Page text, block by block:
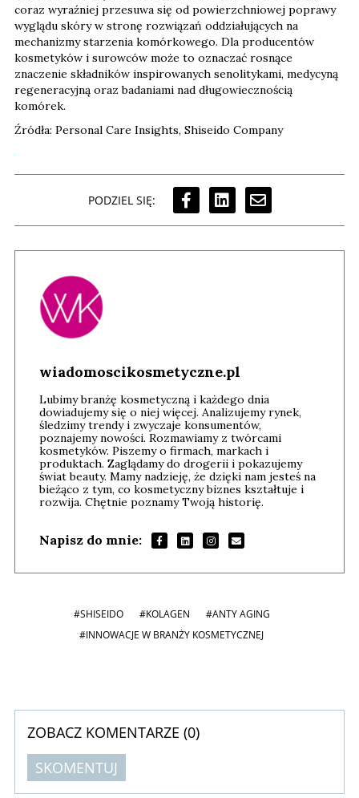
coraz wyraźniej przesuwa się od powierzchniowej poprawy
wyglądu skóry w stronę rozwiązań oddziałujących na
mechanizmy starzenia komórkowego. Dla producentów
kosmetyków i surowców może to oznaczać rosnące
znaczenie składników inspirowanych senolitykami, medycyną
regeneracyjną oraz badaniami nad długowiecznością
komórek.
Źródła: Personal Care Insights, Shiseido Company
PODZIEL SIĘ:
wiadomoscikosmetyczne.pl
Lubimy branżę kosmetyczną i każdego dnia
dowiadujemy się o niej więcej. Analizujemy rynek,
śledzimy trendy i zwyczaje konsumentów,
poznajemy nowości. Rozmawiamy z twórcami
kosmetyków. Piszemy o firmach, markach i
produktach. Zaglądamy do drogerii i pokazujemy
świat beauty. Mamy nadzieję, że dzięki nam jesteś na
bieżąco z tym, co kosmetyczny biznes kształtuje i
rozwija. Chętnie poznamy Twoją historię.
Napisz do mnie:
#SHISEIDO #KOLAGEN
#ANTY AGING
#INNOWACJE W BRANŻY KOSMETYCZNEJ
ZOBACZ KOMENTARZE (0)
SKOMENTUJ